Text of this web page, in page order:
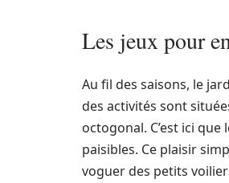
Les jeux pour
Au fil des saisons, le
des activités sont
octogonal. C’est ici
paisibles. Ce plaisir
voguer des petits